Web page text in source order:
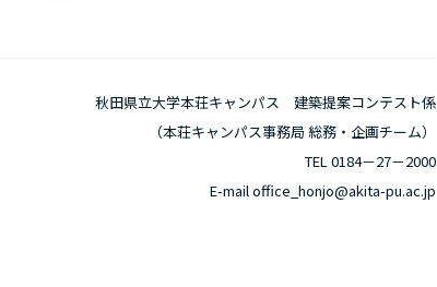
秋田県立大学本荘キャンパス 建築提案コンテスト係
（本荘キャンパス事務局 総務・企画チーム）
TEL 0184－27－2000
E-mail office_honjo@akita-pu.ac.jp